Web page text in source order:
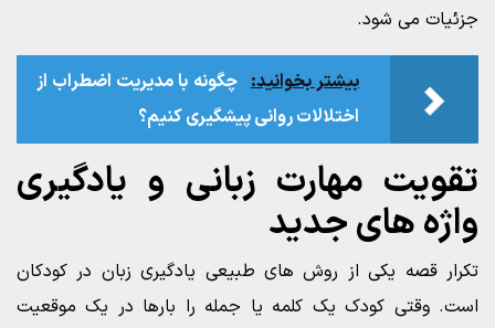
جزئیات می شود.
بیشتر بخوانید: چگونه با مدیریت اضطراب از
اختلالات روانی پیشگیری کنیم؟
تقویت مهارت زبانی و یادگیری
واژه های جدید
تکرار قصه یکی از روش های طبیعی یادگیری زبان در کودکان
است. وقتی کودک یک کلمه یا جمله را بارها در یک موقعیت